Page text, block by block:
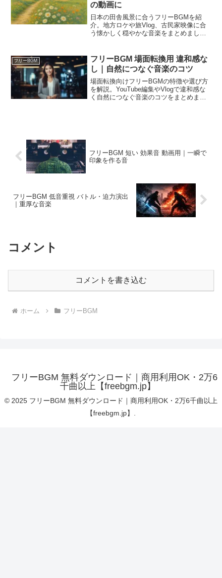
の動画に
日本の田舎風景に合うフリーBGMを紹
介。地方ロケや旅Vlog、古民家映像に合
う懐かしく穏やかな音楽をまとめまし
フリーBGM
フリーBGM 場面転換用 違和感な
し｜自然につなぐ音楽のコツ
場面転換向けフリーBGMの特徴や選び方
を解説。YouTube編集やVlogで違和感な
く自然につなぐ音楽のコツをまとめまし
フリーBGM 短い 効果音 動画用｜一瞬で
印象を作る音
フリーBGM 低音重視 バトル・迫力演出
｜重厚な音楽
コメント
コメントを書き込む
ホーム フリーBGM
フリーBGM 無料ダウンロード｜商用利用OK・2万6
千曲以上【freebgm.jp】
© 2025 フリーBGM 無料ダウンロード｜商用利用OK・2万6千曲以上
【freebgm.jp】.